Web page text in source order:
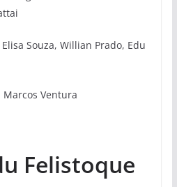
Souza, Willian Prado, Edu
Ventura
Felistoque